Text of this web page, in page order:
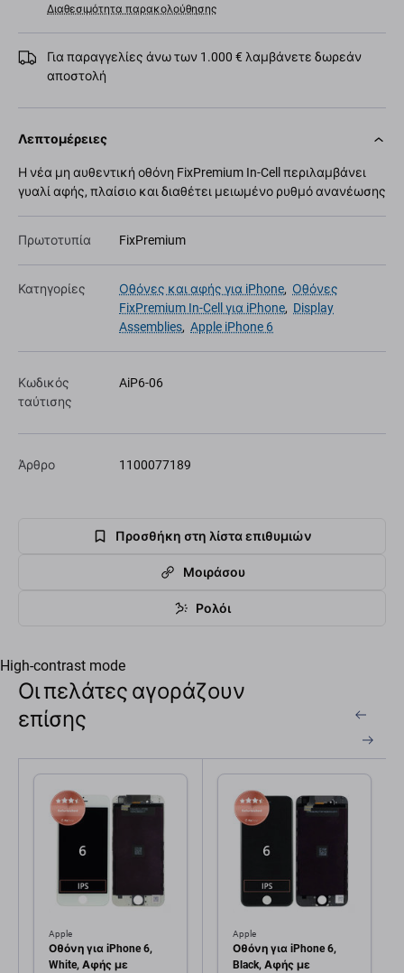
Διαθεσιμότητα παρακολούθησης
Για παραγγελίες άνω των 1.000 € λαμβάνετε δωρεάν
αποστολή
Λεπτομέρειες
Η νέα μη αυθεντική οθόνη FixPremium In-Cell περιλαμβάνει
γυαλί αφής, πλαίσιο και διαθέτει μειωμένο ρυθμό ανανέωσης
Πρωτοτυπία FixPremium
Κατηγορίες Οθόνες και αφής για iPhone, Οθόνες
FixPremium In-Cell για iPhone, Display
Assemblies, Apple iPhone 6
Κωδικός
ταύτισης
AiP6-06
Άρθρο 1100077189
Προσθήκη στη λίστα επιθυμιών
Μοιράσου
Ρολόι
High-contrast mode
Οι πελάτες αγοράζουν
επίσης
Apple
Οθόνη για iPhone 6,
White, Αφής με
Apple
Οθόνη για iPhone 6,
Black, Αφής με